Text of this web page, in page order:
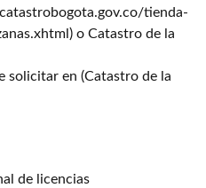
tienda-
o Catastro de la
solicitar en (Catastro de la
de licencias